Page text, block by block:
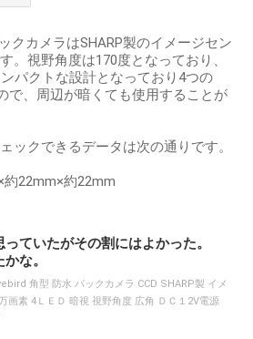
クカメラはSHARP製のイメージセン
。視野角度は170度となっており、
パクトな設計となっており4つの
で、周辺が暗くても使用することが
ックできるデータは次の通りです。
22mm×約22mm
ていたがその割にはよかった。
な。
角型 防水 バックカメラ CCD SHARP製 イメ
画素 4ＬＥＤ 暗視 視野角度 広角 ＤＣ１2V電源